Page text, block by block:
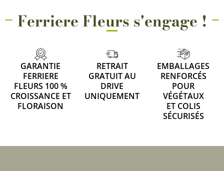
Ferriere Fleurs s'engage !
GARANTIE
FERRIERE
FLEURS 100 %
CROISSANCE ET
FLORAISON
RETRAIT
GRATUIT AU
DRIVE
UNIQUEMENT
EMBALLAGES
RENFORCÉS
POUR
VÉGÉTAUX
ET COLIS
SÉCURISÉS